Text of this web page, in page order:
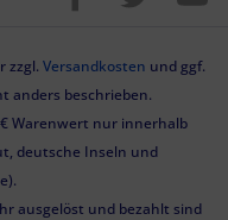
zzgl. Versandkosten und ggf.
anders beschrieben.
Warenwert nur innerhalb
deutsche Inseln und
ausgelöst und bezahlt sind